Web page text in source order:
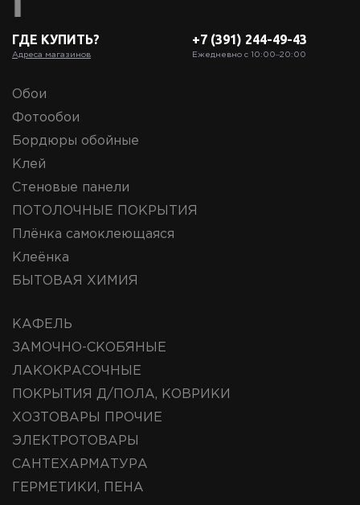
ГДЕ КУПИТЬ?
Адреса магазинов
+7 (391) 244-49-43
Ежедневно с 10:00‒20:00
Обои
Фотообои
Бордюры обойные
Клей
Стеновые панели
ПОТОЛОЧНЫЕ ПОКРЫТИЯ
Плёнка самоклеющаяся
Клеёнка
БЫТОВАЯ ХИМИЯ
КАФЕЛЬ
ЗАМОЧНО-СКОБЯНЫЕ
ЛАКОКРАСОЧНЫЕ
ПОКРЫТИЯ Д/ПОЛА, КОВРИКИ
ХОЗТОВАРЫ ПРОЧИЕ
ЭЛЕКТРОТОВАРЫ
САНТЕХАРМАТУРА
ГЕРМЕТИКИ, ПЕНА